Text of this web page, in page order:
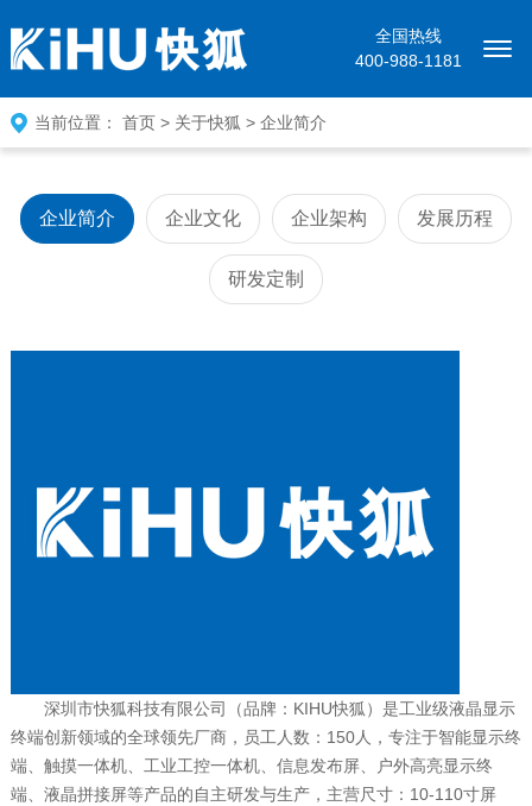
全国热线
400-988-1181
当前位置： 首页> 关于快狐 > 企业简介
企业简介 企业文化 企业架构 发展历程
研发定制
深圳市快狐科技有限公司（品牌：KIHU快狐）是工业级液晶显示
终端创新领域的全球领先厂商，员工人数：150人，专注于智能显示终
端、触摸一体机、工业工控一体机、信息发布屏、户外高亮显示终
端、液晶拼接屏等产品的自主研发与生产，主营尺寸：10-110寸屏